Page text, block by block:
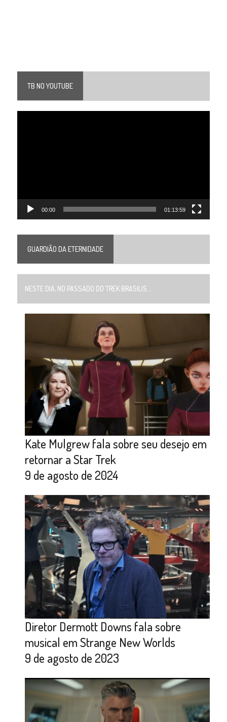
TB NO YOUTUBE
00:00 01:13:59
GUARDIÃO DA ETERNIDADE
NESTE DIA, NO PASSADO DO TREK BRASILIS...
Kate Mulgrew fala sobre seu desejo em
retornar a Star Trek
9 de agosto de 2024
Diretor Dermott Downs fala sobre
musical em Strange New Worlds
9 de agosto de 2023